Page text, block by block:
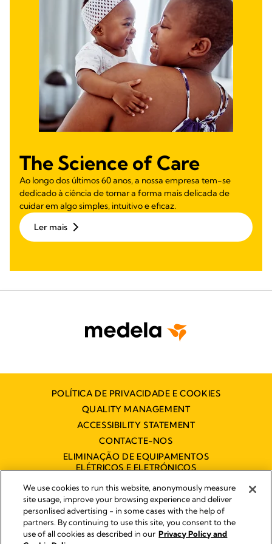
The Science of Care
Ao longo dos últimos 60 anos, a nossa empresa tem-se
dedicado à ciência de tornar a forma mais delicada de
cuidar em algo simples, intuitivo e eficaz.
Ler mais
POLÍTICA DE PRIVACIDADE E COOKIES
QUALITY MANAGEMENT
ACCESSIBILITY STATEMENT
CONTACTE-NOS
ELIMINAÇÃO DE EQUIPAMENTOS
ELÉTRICOS E ELETRÓNICOS
DECLARAÇÃO DE ACESSIBILIDADE
Impressum
Legal Notice
We use cookies to run this website, anonymously measure
site usage, improve your browsing experience and deliver
personlised advertising - in some cases with the help of
partners. By continuing to use this site, you consent to the
use of all cookies as described in our Privacy Policy and